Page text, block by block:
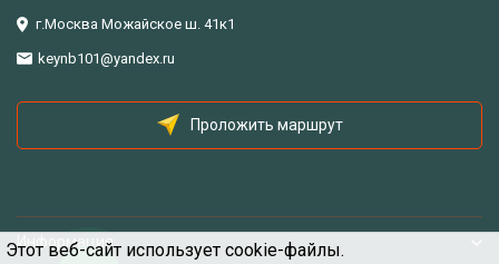
Этот веб-сайт использует cookie-файлы.
г.Москва Можайское ш. 41к1
keynb101@yandex.ru
Проложить маршрут
Информация